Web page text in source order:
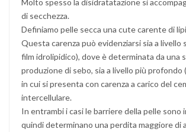
di secchezza.
Definiamo pelle secca una cute carente di
Questa carenza può evidenziarsi sia a livello
film idrolipidico), dove è determinata da una
produzione di sebo, sia a livello più
in cui si presenta con carenza a carico del
intercellulare.
In entrambi i casi le barriere della pelle sono
quindi determinano una perdita maggiore di